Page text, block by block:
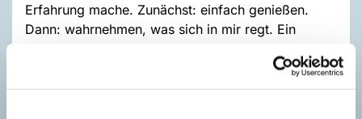
Erfahrung mache. Zunächst: einfach genießen.
Dann: wahrnehmen, was sich in mir regt. Ein
Freundlichkeit, Initiative, Gesundheit ganz nach
oben, Schwarzmalerei, fehlendes Vertrauen,